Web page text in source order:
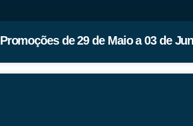
Promoções de 29 de Maio a 03 de